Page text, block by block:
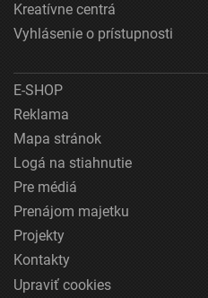
Kreatívne centrá
Vyhlásenie o prístupnosti
E-SHOP
Reklama
Mapa stránok
Logá na stiahnutie
Pre médiá
Prenájom majetku
Projekty
Kontakty
Upraviť cookies